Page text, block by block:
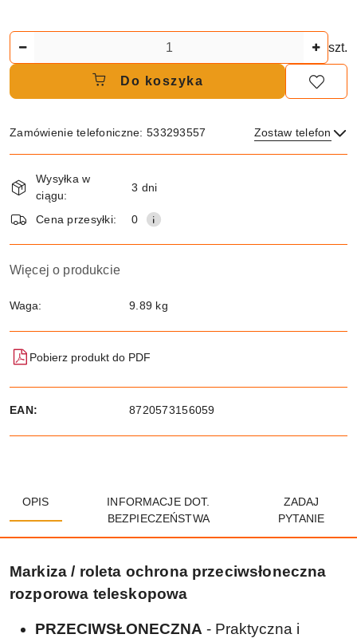
szt.
Do koszyka
Zamówienie telefoniczne: 533293557 Zostaw telefon
i
dostawa
Wysyłka w
ciągu:
3 dni
Cena przesyłki: 0
Więcej o produkcie
Waga: 9.89 kg
Pobierz produkt do PDF
EAN: 8720573156059
OPIS
INFORMACJE DOT.
BEZPIECZEŃSTWA
ZADAJ
PYTANIE
Markiza / roleta ochrona przeciwsłoneczna
rozporowa teleskopowa
PRZECIWSŁONECZNA - Praktyczna i